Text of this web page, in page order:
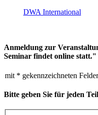
DWA International
Anmeldung zur
Seminar findet online statt."
mit * gekennzeichneten
Bitte geben Sie für jeden